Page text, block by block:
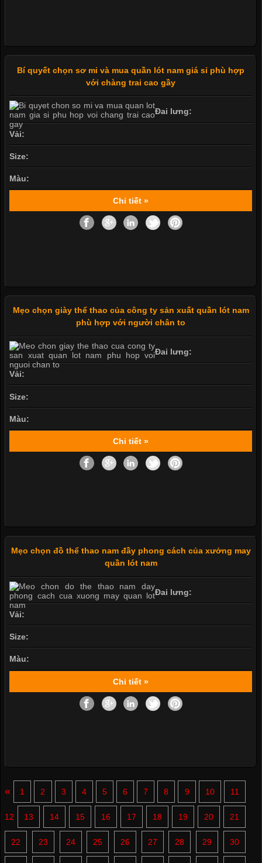
Bí quyết chọn sơ mi và mua quần lót nam giá sỉ phù hợp
với chàng trai cao gầy
Đai lưng:
Vải:
Size:
Màu:
Chi tiết »
Mẹo chọn giày thể thao của công ty sản xuất quần lót nam
phù hợp với người chân to
Đai lưng:
Vải:
Size:
Màu:
Chi tiết »
Mẹo chọn đồ thể thao nam đầy phong cách của xưởng may
quần lót nam
Đai lưng:
Vải:
Size:
Màu:
Chi tiết »
« 1 2 3 4 5 6 7 8 9 10 11
12 13 14 15 16 17 18 19 20 21
22 23 24 25 26 27 28 29 30